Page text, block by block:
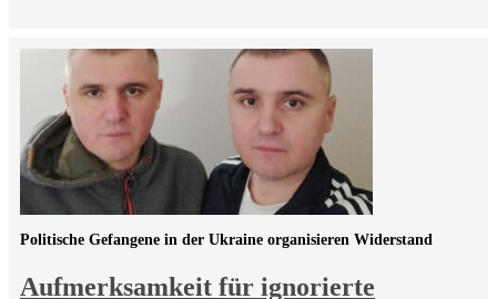
Aufmerksamkeit für ignorierte
Politische Gefangene in der Ukraine organisieren Widerstand